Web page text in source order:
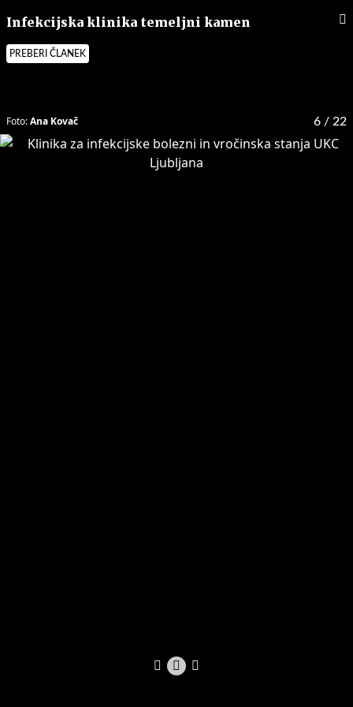
Infekcijska klinika temeljni kamen
PREBERI ČLANEK
6 / 22
Foto:Ana Kovač